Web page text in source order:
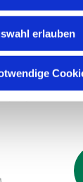
erlauben